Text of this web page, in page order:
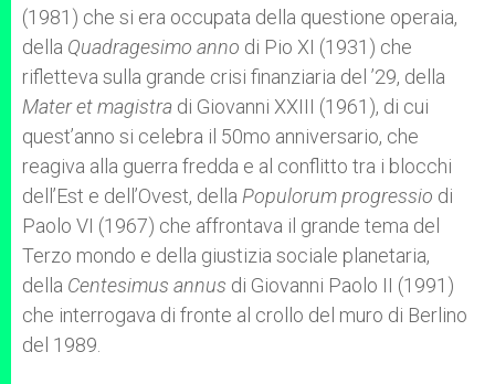
(1981) che si era occupata della questione operaia,
della Quadragesimo anno di Pio XI (1931) che
rifletteva sulla grande crisi finanziaria del ’29, della
Mater et magistra di Giovanni XXIII (1961), di cui
quest’anno si celebra il 50mo anniversario, che
reagiva alla guerra fredda e al conflitto tra i blocchi
dell’Est e dell’Ovest, della Populorum progressio di
Paolo VI (1967) che affrontava il grande tema del
Terzo mondo e della giustizia sociale planetaria,
della Centesimus annus di Giovanni Paolo II (1991)
che interrogava di fronte al crollo del muro di Berlino
del 1989.